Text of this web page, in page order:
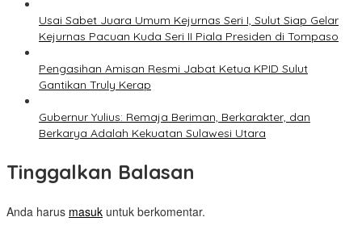
Usai Sabet Juara Umum Kejurnas Seri I, Sulut Siap Gelar
Kejurnas Pacuan Kuda Seri II Piala Presiden di Tompaso
Pengasihan Amisan Resmi Jabat Ketua KPID Sulut
Gantikan Truly Kerap
Gubernur Yulius: Remaja Beriman, Berkarakter, dan
Berkarya Adalah Kekuatan Sulawesi Utara
Tinggalkan Balasan
Anda harus masuk untuk berkomentar.